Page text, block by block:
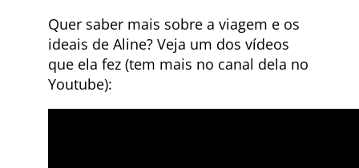
Quer saber mais sobre a viagem e os
ideais de Aline? Veja um dos vídeos
que ela fez (tem mais no canal dela no
Youtube):